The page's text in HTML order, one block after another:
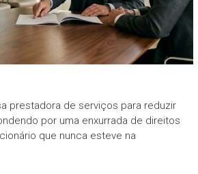
prestadora de serviços para reduzir
por uma enxurrada de direitos
que nunca esteve na